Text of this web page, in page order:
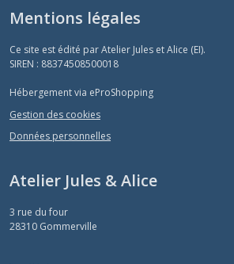
Mentions légales
Ce site est édité par Atelier Jules et Alice (EI).
SIREN : 88374508500018
Hébergement via eProShopping
Gestion des cookies
Données personnelles
Atelier Jules & Alice
3 rue du four
28310 Gommerville